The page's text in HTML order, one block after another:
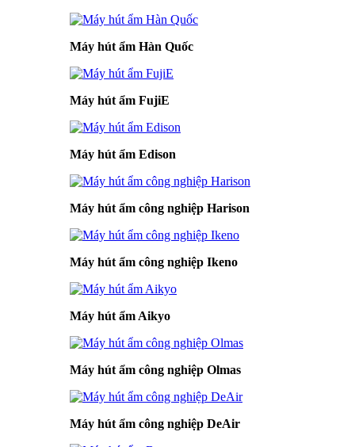
Máy hút ẩm Hàn Quốc
Máy hút ẩm FujiE
Máy hút ẩm Edison
Máy hút ẩm công nghiệp Harison
Máy hút ẩm công nghiệp Ikeno
Máy hút ẩm Aikyo
Máy hút ẩm công nghiệp Olmas
Máy hút ẩm công nghiệp DeAir